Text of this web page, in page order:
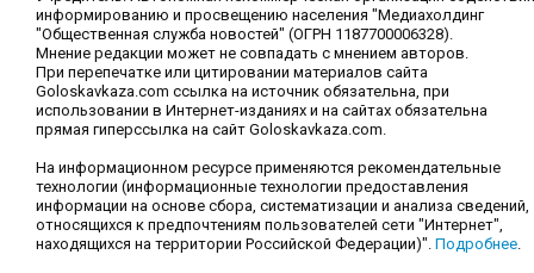
информированию и просвещению населения "Медиахолдинг
"Общественная служба новостей" (ОГРН 1187700006328).
Мнение редакции может не совпадать с мнением авторов.
При перепечатке или цитировании материалов сайта
Goloskavkaza.com ссылка на источник обязательна, при
использовании в Интернет-изданиях и на сайтах обязательна
прямая гиперссылка на сайт Goloskavkaza.com.
На информационном ресурсе применяются рекомендательные
технологии (информационные технологии предоставления
информации на основе сбора, систематизации и анализа сведений,
относящихся к предпочтениям пользователей сети "Интернет",
находящихся на территории Российской Федерации)". Подробнее.